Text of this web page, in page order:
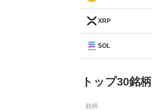
XRP
SOL
トップ30銘柄
銘柄